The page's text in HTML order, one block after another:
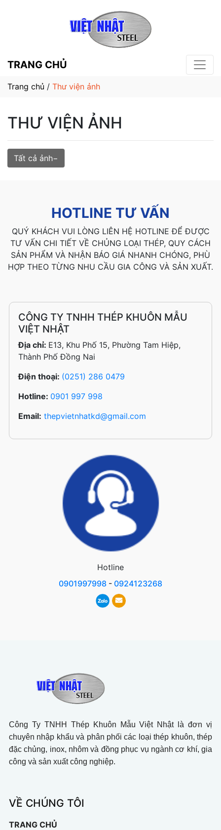
TRANG CHỦ
Trang chủ / Thư viện ảnh
THƯ VIỆN ẢNH
Tất cả ảnh
HOTLINE TƯ VẤN
QUÝ KHÁCH VUI LÒNG LIÊN HỆ HOTLINE ĐỂ ĐƯỢC
TƯ VẤN CHI TIẾT VỀ CHỦNG LOẠI THÉP, QUY CÁCH
SẢN PHẨM VÀ NHẬN BÁO GIÁ NHANH CHÓNG, PHÙ
HỢP THEO TỪNG NHU CẦU GIA CÔNG VÀ SẢN XUẤT.
CÔNG TY TNHH THÉP KHUÔN MẪU
VIỆT NHẬT
Địa chỉ: E13, Khu Phố 15, Phường Tam Hiệp,
Thành Phố Đồng Nai
Điện thoại: (0251) 286 0479
Hotline: 0901 997 998
Email: thepvietnhatkd@gmail.com
Hotline
0901997998 - 0924123268
Công Ty TNHH Thép Khuôn Mẫu Việt Nhật là đơn vị
chuyên nhập khẩu và phân phối các loại thép khuôn, thép
đặc chủng, inox, nhôm và đồng phục vụ ngành cơ khí, gia
công và sản xuất công nghiệp.
VỀ CHÚNG TÔI
TRANG CHỦ